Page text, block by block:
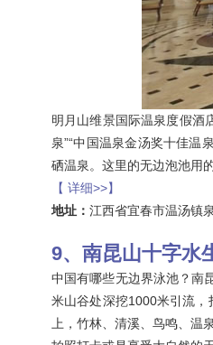
明月山维景国际温泉度假酒
泉”“中国温泉金汤奖十佳温
硒温泉。这里的无边泡池用
【 详细>>】
地址： 江西省宜春市温汤镇
南昆山十字水
中国有哪些无边界泳池？南
米山谷处深挖1000米引流，
上，竹林、清溪、鸟鸣、温